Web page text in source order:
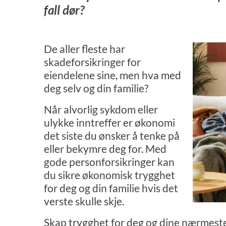
fall dør?
De aller fleste har
skadeforsikringer for
eiendelene sine, men hva med
deg selv og din familie?
Når alvorlig sykdom eller
ulykke inntreffer er økonomi
det siste du ønsker å tenke på
eller bekymre deg for. Med
gode personforsikringer kan
du sikre økonomisk trygghet
for deg og din familie hvis det
verste skulle skje.
Skap trygghet for deg og dine